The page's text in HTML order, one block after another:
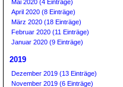
Mai 2020 (4 Einträge)
April 2020 (8 Einträge)
März 2020 (18 Einträge)
Februar 2020 (11 Einträge)
Januar 2020 (9 Einträge)
2019
Dezember 2019 (13 Einträge)
November 2019 (6 Einträge)